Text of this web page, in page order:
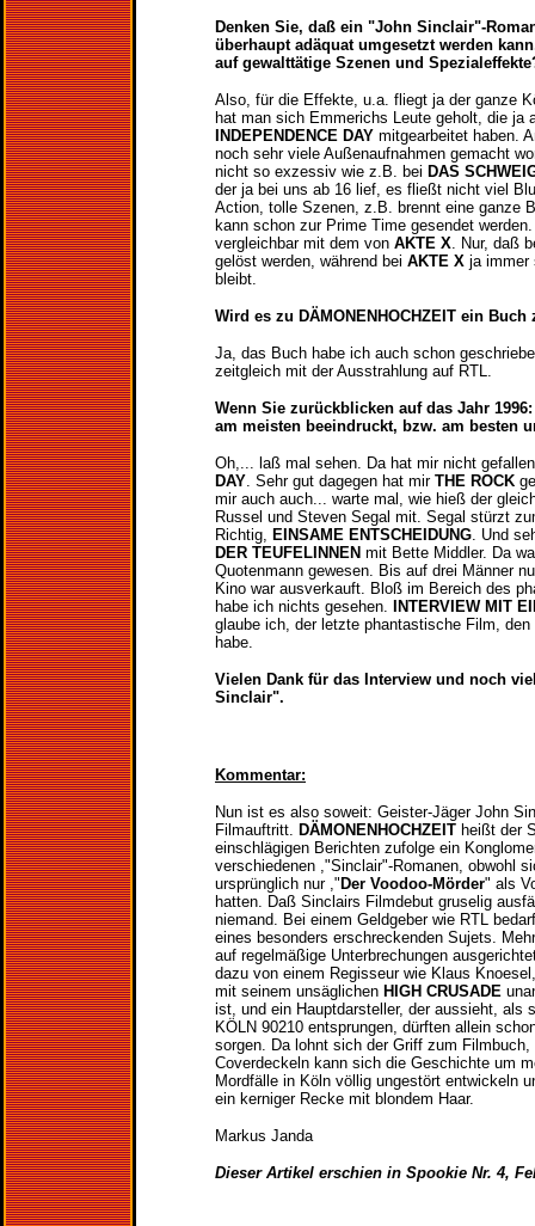
Denken Sie, daß ein "John Sinclair"-
überhaupt adäquat umgesetzt werden
auf gewalttätige Szenen und
Also, für die Effekte, u.a. fliegt ja der ganze
hat man sich Emmerichs Leute geholt, die ja
INDEPENDENCE DAY mitgearbeitet haben.
noch sehr viele Außenaufnahmen gemacht
nicht so exzessiv wie z.B. bei DAS
der ja bei uns ab 16 lief, es fließt nicht viel
Action, tolle Szenen, z.B. brennt eine ganze
kann schon zur Prime Time gesendet
vergleichbar mit dem von AKTE X. Nur, daß
gelöst werden, während bei AKTE X ja immer
bleibt.
Wird es zu DÄMONENHOCHZEIT ein
Ja, das Buch habe ich auch schon
zeitgleich mit der Ausstrahlung auf RTL.
Wenn Sie zurückblicken auf das Jahr
am meisten beeindruckt, bzw. am besten
Oh,... laß mal sehen. Da hat mir nicht
DAY. Sehr gut dagegen hat mir THE ROCK
mir auch auch... warte mal, wie hieß der
Russel und Steven Segal mit. Segal stürzt
Richtig, EINSAME ENTSCHEIDUNG. Und
DER TEUFELINNEN mit Bette Middler. Da
Quotenmann gewesen. Bis auf drei Männer
Kino war ausverkauft. Bloß im Bereich des
habe ich nichts gesehen.
INTERVIEW MIT
glaube ich, der letzte phantastische Film,
habe.
Vielen Dank für das Interview und noch
Sinclair".
Kommentar:
Nun ist es also soweit: Geister-Jäger John
Filmauftritt. DÄMONENHOCHZEIT heißt der
einschlägigen Berichten zufolge ein
verschiedenen ,"Sinclair"-Romanen, obwohl
ursprünglich nur ," Der Voodoo-Mörder" als
hatten. Daß Sinclairs Filmdebut gruselig
niemand. Bei einem Geldgeber wie RTL
eines besonders erschreckenden Sujets.
auf regelmäßige Unterbrechungen
dazu von einem Regisseur wie Klaus
mit seinem unsäglichen HIGH CRUSADE
ist, und ein Hauptdarsteller, der aussieht, als
KÖLN 90210 entsprungen, dürften allein
sorgen. Da lohnt sich der Griff zum Filmbuch,
Coverdeckeln kann sich die Geschichte um
Mordfälle in Köln völlig ungestört entwickeln
ein kerniger Recke mit blondem Haar.
Markus Janda
Dieser Artikel erschien in Spookie Nr. 4,